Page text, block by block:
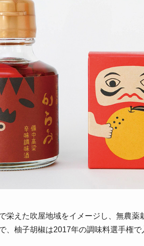
栄えた吹屋地域をイメージし、無農
、柚子胡椒は2017年の調味料選手権で